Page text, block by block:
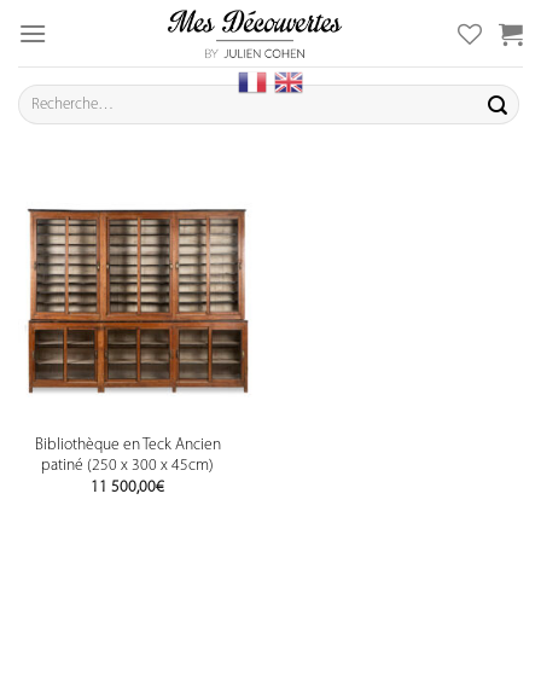
content
Recherche
pour :
Bibliothèque en Teck Ancien
patiné (250 x 300 x 45cm)
11 500,00€